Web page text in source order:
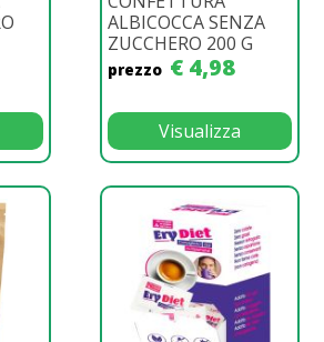
ALBICOCCA SENZA
ZUCCHERO 200 G
prezzo € 4,98
Visualizza